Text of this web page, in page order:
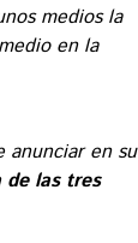
medios la
en la
anunciar en su
de las tres